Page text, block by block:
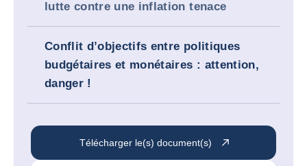
lutte contre une inflation tenace
Conflit d’objectifs entre politiques
budgétaires et monétaires : attention,
danger !
Télécharger le(s) document(s)